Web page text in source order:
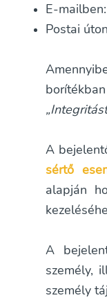
E-mailben:
Postai
A
sértő
alapján
A
személy,
személy